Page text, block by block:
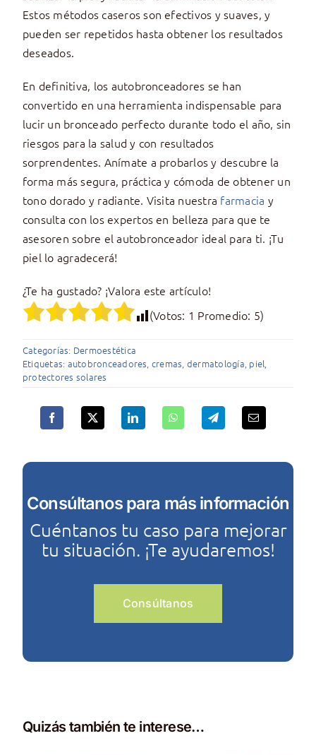
Estos métodos caseros son efectivos y suaves, y
pueden ser repetidos hasta obtener los resultados
deseados.
En definitiva, los autobronceadores se han
convertido en una herramienta indispensable para
lucir un bronceado perfecto durante todo el año, sin
riesgos para la salud y con resultados
sorprendentes. Anímate a probarlos y descubre la
forma más segura, práctica y cómoda de obtener un
tono dorado y radiante. Visita nuestra farmacia y
consulta con los expertos en belleza para que te
asesoren sobre el autobronceador ideal para ti. ¡Tu
piel lo agradecerá!
¿Te ha gustado? ¡Valora este artículo!
(Votos: 1 Promedio: 5)
Categorías: Dermoestética
Etiquetas: autobronceadores cremas dermatología piel
protectores solares
Consúltanos para más información
Cuéntanos tu caso para mejorar
tu situación. ¡Te ayudaremos!
Consúltanos
Quizás también te interese…